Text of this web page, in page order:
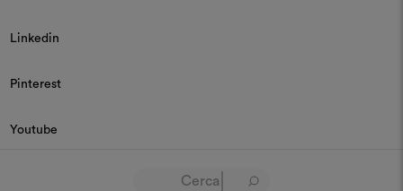
Linkedin
Pinterest
Youtube
© 2026 Dedar P.IVA 03187590157